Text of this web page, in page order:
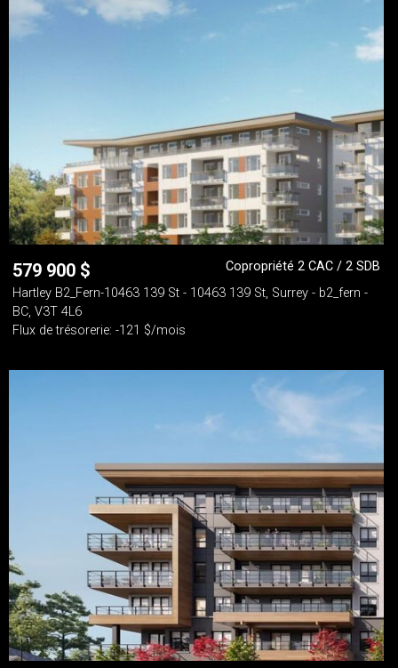
579 900 $
Copropriété 2 CAC / 2 SDB
Hartley B2_Fern-10463 139 St - 10463 139 St, Surrey - b2_fern -
BC, V3T 4L6
Flux de trésorerie: -121 $/mois